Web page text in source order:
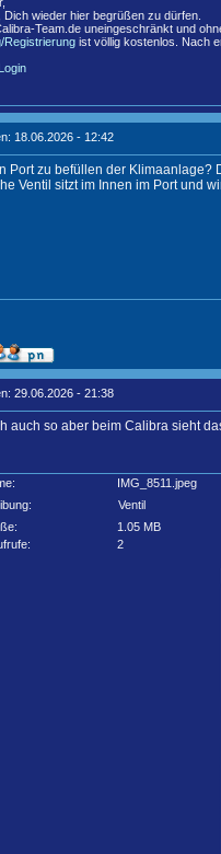
wieder hier begrüßen zu dürfen.
Team.de uneingeschränkt und
Registrierung ist völlig kostenlos. Nach
Login
18.06.2026 - 12:42
Port zu befüllen der
Ventil sitzt im Innen im Port und
29.06.2026 - 21:38
auch so aber beim Calibra sieht
IMG_8511.jpeg
Ventil
1.05 MB
2